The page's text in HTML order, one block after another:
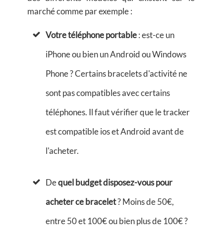
marché comme par exemple :
Votre téléphone portable: est-ce un
iPhone ou bien un Android ou Windows
Phone ? Certains bracelets d'activité ne
sont pas compatibles avec certains
téléphones. Il faut vérifier que le tracker
est compatible ios et Android avant de
l'acheter.
Dequel budget disposez-vous pour
acheter ce bracelet? Moins de 50€,
entre 50 et 100€ ou bien plus de 100€ ?